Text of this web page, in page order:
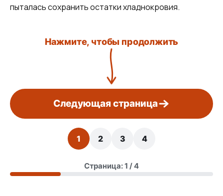
пыталась сохранить остатки хладнокровия.
Нажмите, чтобы продолжить
Следующая страница
1 2 3 4
Страница: 1 / 4